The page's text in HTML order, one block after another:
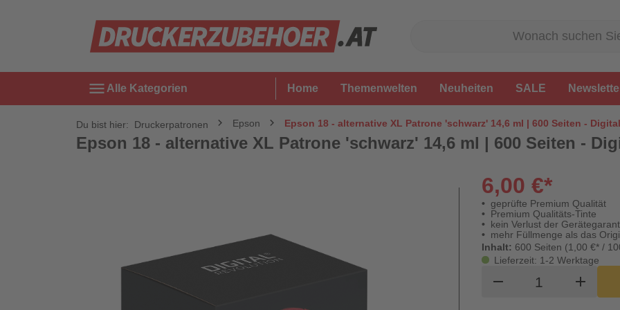
menu Alle Kategorien Home Themenwelten Neuheiten SALE
Du bist hier: Druckerpatronen Epson Epson 18 - alternative XL Patrone 'schwarz' 14,6 ml | 600 Seiten -
Epson 18 - alternative XL Patrone 'schwarz' 14,6 ml | 600 Seiten -
6,00 €*
geprüfte Premium Qualität
Premium Qualitäts-Tinte
kein Verlust der
mehr Füllmenge als das
Inhalt: 600 Seiten (1,00 €* /
Lieferzeit: 1-2 Werktage
remove Produktadd